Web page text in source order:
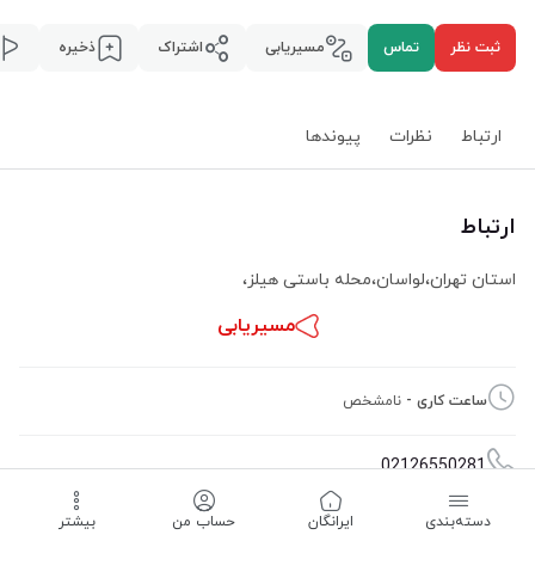
ثبت نظر تماس مسیریابی اشتراک ذخیره
ارتباط نظرات پیوند‌ها
ارتباط
استان تهران،لواسان،محله باستی هیلز،
مسیریابی
ساعت کاری - نامشخص
02126550281
دسته‌بندی ‌ایرانگان حساب من بیشتر